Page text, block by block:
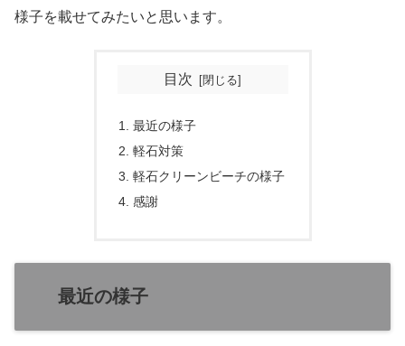
様子を載せてみたいと思います。
目次
最近の様子
軽石対策
軽石クリーンビーチの様子
感謝
最近の様子